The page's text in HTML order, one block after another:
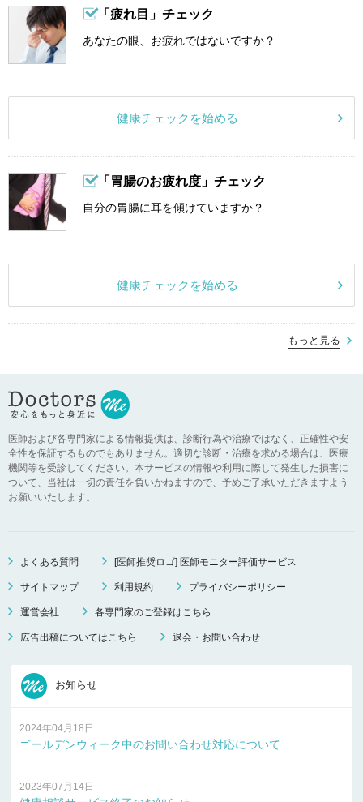
「疲れ目」チェック
あなたの眼、お疲れではないですか？
健康チェックを始める
「胃腸のお疲れ度」チェック
自分の胃腸に耳を傾けていますか？
健康チェックを始める
もっと見る
医師および各専門家による情報提供は、診断行為や治療ではなく、正確性や安
全性を保証するものでもありません。適切な診断・治療を求める場合は、医療
機関等を受診してください。本サービスの情報や利用に際して発生した損害に
ついて、当社は一切の責任を負いかねますので、予めご了承いただきますよう
お願いいたします。
よくある質問 [医師推奨ロゴ] 医師モニター評価サービス
サイトマップ 利用規約 プライバシーポリシー
運営会社 各専門家のご登録はこちら
広告出稿についてはこちら 退会・お問い合わせ
お知らせ
2024年04月18日
ゴールデンウィーク中のお問い合わせ対応について
2023年07月14日